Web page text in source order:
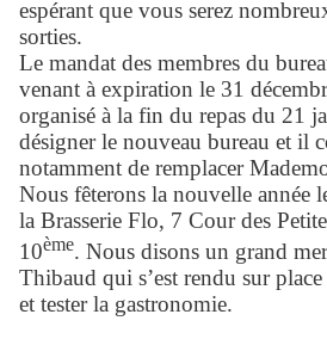
espérant que vous serez
sorties.
Le mandat des membres du
venant à expiration le 31
organisé à la fin du repas du 21
désigner le nouveau bureau et il
notamment de remplacer
Nous fêterons la nouvelle année
la Brasserie Flo, 7 Cour des
10ème. Nous disons un grand
Thibaud qui s’est rendu sur
et tester la gastronomie.